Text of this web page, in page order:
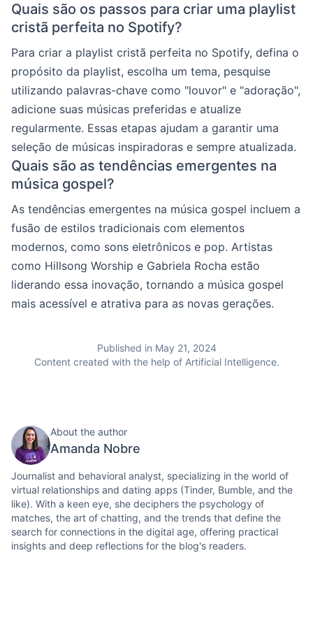
Quais são os passos para criar uma playlist
cristã perfeita no Spotify?
Para criar a playlist cristã perfeita no Spotify, defina o
propósito da playlist, escolha um tema, pesquise
utilizando palavras-chave como "louvor" e "adoração",
adicione suas músicas preferidas e atualize
regularmente. Essas etapas ajudam a garantir uma
seleção de músicas inspiradoras e sempre atualizada.
Quais são as tendências emergentes na
música gospel?
As tendências emergentes na música gospel incluem a
fusão de estilos tradicionais com elementos
modernos, como sons eletrônicos e pop. Artistas
como Hillsong Worship e Gabriela Rocha estão
liderando essa inovação, tornando a música gospel
mais acessível e atrativa para as novas gerações.
Published in May 21, 2024
Content created with the help of Artificial Intelligence.
About the author
Amanda Nobre
Journalist and behavioral analyst, specializing in the world of
virtual relationships and dating apps (Tinder, Bumble, and the
like). With a keen eye, she deciphers the psychology of
matches, the art of chatting, and the trends that define the
search for connections in the digital age, offering practical
insights and deep reflections for the blog's readers.